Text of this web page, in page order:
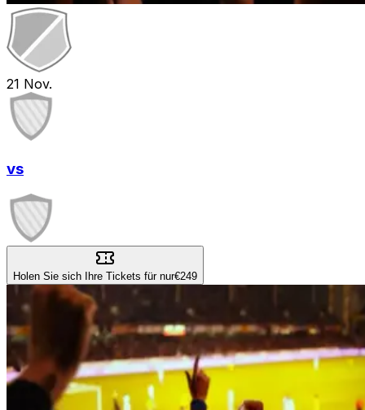
21 Nov.
vs
Holen Sie sich Ihre Tickets für nur€249